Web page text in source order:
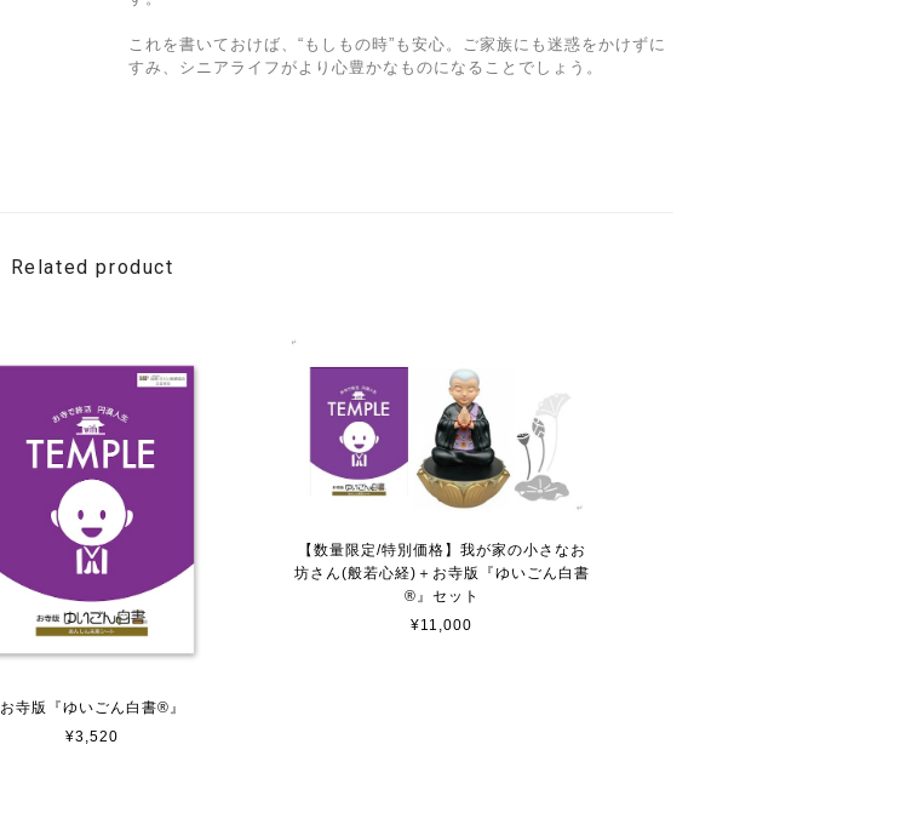
これを書いておけば、“もしもの時”も安心。ご家族にも迷惑をかけずに
すみ、シニアライフがより心豊かなものになることでしょう。
Related product
お寺版『ゆいごん白書®』
¥3,520
【数量限定/特別価格】我が家の小さなお
坊さん(般若心経)＋お寺版『ゆいごん白書
®』セット
¥11,000